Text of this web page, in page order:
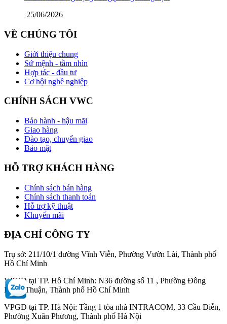
25/06/2026
VỀ CHÚNG TÔI
Giới thiệu chung
Sứ mệnh - tầm nhìn
Hợp tác - đầu tư
Cơ hội nghề nghiệp
CHÍNH SÁCH VWC
Bảo hành - hậu mãi
Giao hàng
Đào tạo, chuyển giao
Bảo mật
HỖ TRỢ KHÁCH HÀNG
Chính sách bán hàng
Chính sách thanh toán
Hỗ trợ kỹ thuật
Khuyến mãi
ĐỊA CHỈ CÔNG TY
Trụ sở: 211/10/1 đường Vĩnh Viễn, Phường Vườn Lài, Thành phố
Hồ Chí Minh
VPGD tại TP. Hồ Chí Minh: N36 đường số 11 , Phường Đông
Hưng Thuận, Thành phố Hồ Chí Minh
VPGD tại TP. Hà Nội: Tầng 1 tòa nhà INTRACOM, 33 Cầu Diễn,
Phường Xuân Phương, Thành phố Hà Nội